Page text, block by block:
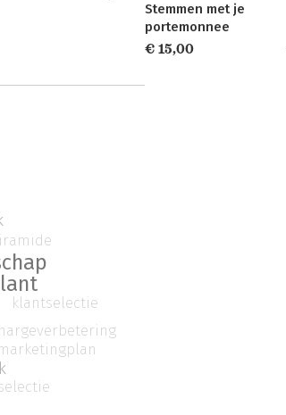
klantselectie
Stemmen met je
portemonnee
€ 15,00